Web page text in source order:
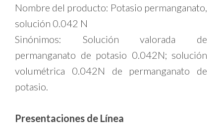
Nombre del producto: Potasio permanganato,
solución 0.042 N
Sinónimos: Solución valorada de
permanganato de potasio 0.042N; solución
volumétrica 0.042N de permanganato de
potasio.
Presentaciones de Línea